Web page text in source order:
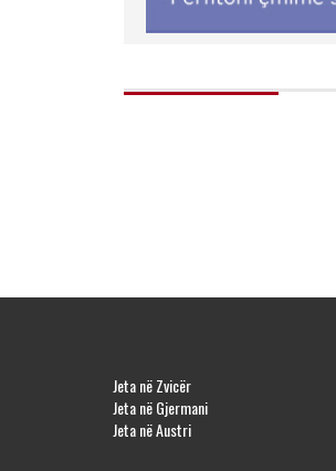
Jeta në Zvicër
Jeta në Gjermani
Jeta në Austri